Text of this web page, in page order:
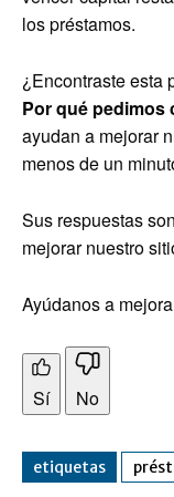
los préstamos.
¿Encontraste esta
Por qué pedimos
ayudan a mejorar
menos de un
Sus respuestas
mejorar nuestro
Ayúdanos a
Sí No
etiquetas